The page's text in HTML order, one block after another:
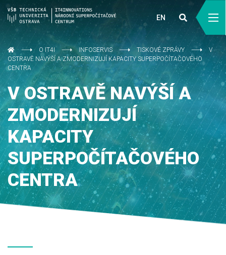
EN
O IT4I INFOSERVIS TISKOVÉ ZPRÁVY
V
OSTRAVĚ NAVÝŠÍ A ZMODERNIZUJÍ KAPACITY SUPERPOČÍTAČOVÉHO
CENTRA
V OSTRAVĚ NAVÝŠÍ A
ZMODERNIZUJÍ
KAPACITY
SUPERPOČÍTAČOVÉHO
CENTRA